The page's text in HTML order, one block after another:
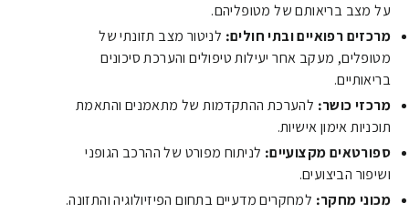
על מצב בריאותם של מטופליהם.
מרכזים רפואיים ובתי חולים: לניטור מצב תזונתי של
מטופלים, מעקב אחר יעילות טיפולים והערכת סיכונים
בריאותיים.
מרכזי כושר: להערכת ההתקדמות של מתאמנים והתאמת
תוכניות אימון אישיות.
ספורטאים מקצועיים: לניתוח מפורט של ההרכב הגופני
ושיפור הביצועים.
מכוני מחקר: למחקרים מדעיים בתחום הפיזיולוגיה והתזונה.